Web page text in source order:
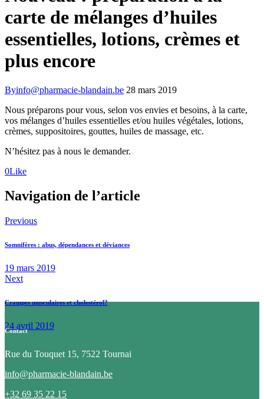
carte de mélanges d’huiles
essentielles, lotions, crèmes et
plus encore
Byinfo@pharmacie-blandain.be 28 mars 2019
Nous préparons pour vous, selon vos envies et besoins, à la carte,
vos mélanges d’huiles essentielles et/ou huiles végétales, lotions,
crèmes, suppositoires, gouttes, huiles de massage, etc.
N’hésitez pas à nous le demander.
0Like
Navigation de l’article
Previous
Somnifères : abus, dépendances et déviances
19 mars 2019
Next
Crampes musculaires et cholestérol?
24 avril 2019
Contact
Rue du Touquet 15, 7522 Tournai
info@pharmacie-blandain.be
+32 69 35 22 15